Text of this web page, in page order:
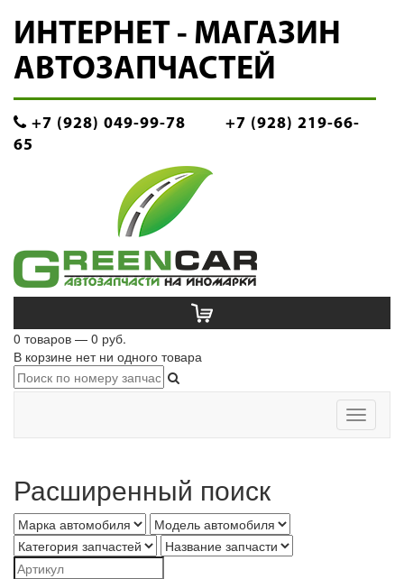
ИНТЕРНЕТ - МАГАЗИН
АВТОЗАПЧАСТЕЙ
+7 (928) 049-99-78
+7 (928) 219-66-
65
0 товаров — 0 руб.
В корзине нет ни одного товара
Toggle
Расширенный поиск